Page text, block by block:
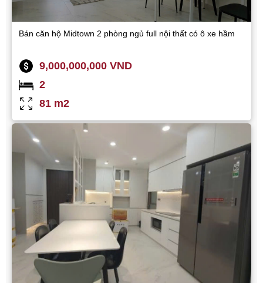
Bán căn hộ Midtown 2 phòng ngủ full nội thất có ô xe hầm
9,000,000,000 VND
2
81 m2